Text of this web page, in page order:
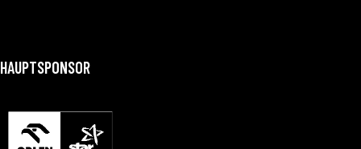
HAUPTSPONSOR